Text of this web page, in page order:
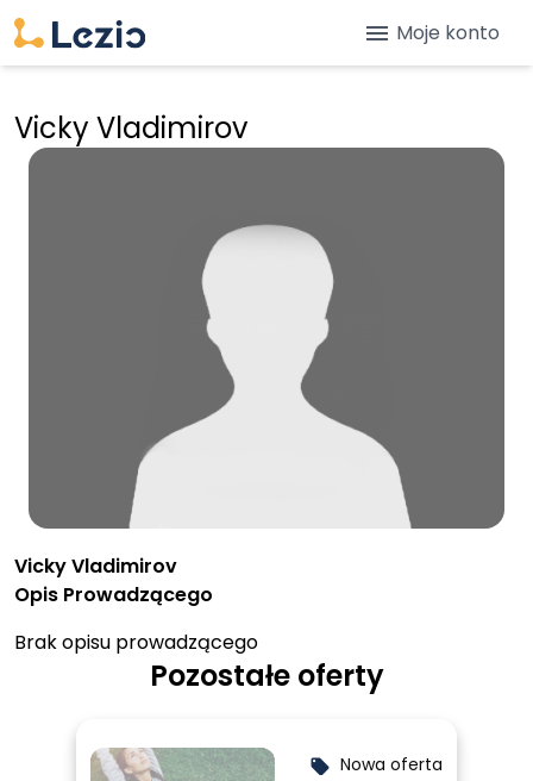
menu Moje konto
Vicky Vladimirov
Vicky Vladimirov
Opis Prowadzącego
Brak opisu prowadzącego
Pozostałe oferty
local_offer Nowa oferta